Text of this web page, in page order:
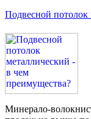
Подвесной
Минерало-